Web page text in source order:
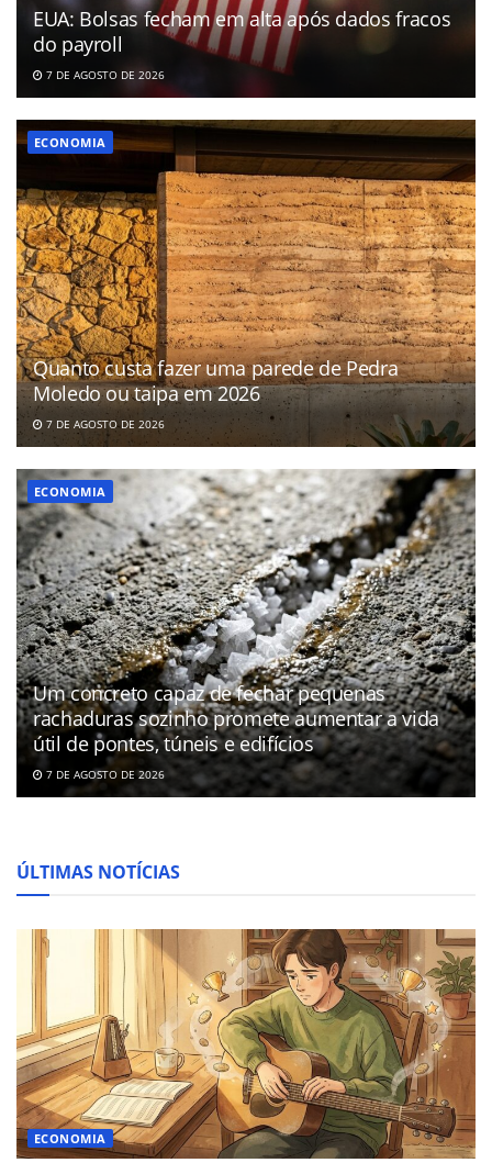
EUA: Bolsas fecham em alta após dados fracos
do payroll
7 DE AGOSTO DE 2026
ECONOMIA
Quanto custa fazer uma parede de Pedra
Moledo ou taipa em 2026
7 DE AGOSTO DE 2026
ECONOMIA
Um concreto capaz de fechar pequenas
rachaduras sozinho promete aumentar a vida
útil de pontes, túneis e edifícios
7 DE AGOSTO DE 2026
ÚLTIMAS NOTÍCIAS
ECONOMIA